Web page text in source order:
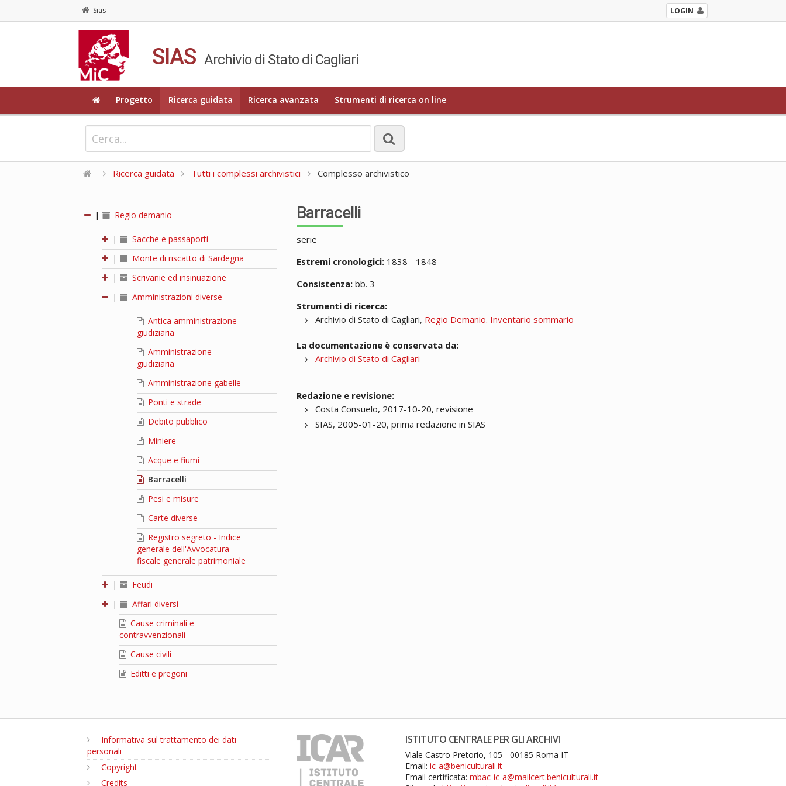
Sias LOGIN
SIAS Archivio di Stato di Cagliari
Progetto Ricerca guidata Ricerca avanzata Strumenti di ricerca on line
Ricerca guidata Tutti i complessi archivistici Complesso archivistico
| Regio demanio
|
Sacche e passaporti
|
Monte di riscatto di Sardegna
|
Scrivanie ed insinuazione
|
Amministrazioni diverse
Antica amministrazione
giudiziaria
Amministrazione
giudiziaria
Amministrazione gabelle
Ponti e strade
Debito pubblico
Miniere
Acque e fiumi
Barracelli
Pesi e misure
Carte diverse
Registro segreto - Indice
generale dell'Avvocatura
fiscale generale patrimoniale
|
Feudi
|
Affari diversi
Cause criminali e
contravvenzionali
Cause civili
Editti e pregoni
Barracelli
serie
Estremi cronologici: 1838 - 1848
Consistenza: bb. 3
Strumenti di ricerca:
Archivio di Stato di Cagliari, Regio Demanio. Inventario sommario
La documentazione è conservata da:
Archivio di Stato di Cagliari
Redazione e revisione:
Costa Consuelo, 2017-10-20, revisione
SIAS, 2005-01-20, prima redazione in SIAS
Informativa sul trattamento dei dati
personali
Copyright
Credits
ISTITUTO CENTRALE PER GLI ARCHIVI
Viale Castro Pretorio, 105 - 00185 Roma IT
Email:ic-a@beniculturali.it
Email certificata:mbac-ic-a@mailcert.beniculturali.it